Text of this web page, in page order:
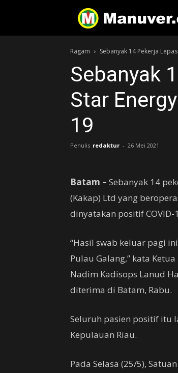
Ragam Sebanyak 14 Pekerja
Sebanyak
Star
19
Penulis redaktur - 26 Mei 2021
Batam – Sebanyak 14
(Kakap) Ltd yang
dinyatakan positif COVID-
“Hasil swab keluar pagi
Pulau Galang,” kata
Nadim Kadisops Lanud
diterima di Batam, Rabu.
Seluruh pasien positif itu
Kepulauan Riau.
Pada Selasa (25/5),